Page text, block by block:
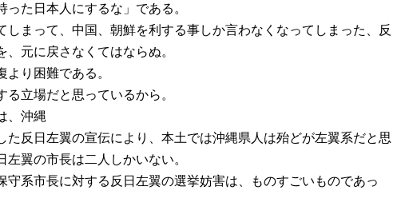
った日本人にするな」である。
しまって、中国、朝鮮を利する事しか言わなくなってしまった、反
、元に戻さなくてはならぬ。
り困難である。
立場だと思っているから。
、沖縄
た反日左翼の宣伝により、本土では沖縄県人は殆どが左翼系だと思
左翼の市長は二人しかいない。
守系市長に対する反日左翼の選挙妨害は、ものすごいものであっ